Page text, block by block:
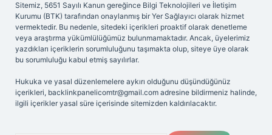
Sitemiz, 5651 Sayılı Kanun gereğince Bilgi Teknolojileri ve İletişim
Kurumu (BTK) tarafından onaylanmış bir Yer Sağlayıcı olarak hizmet
vermektedir. Bu nedenle, sitedeki içerikleri proaktif olarak denetleme
veya araştırma yükümlülüğümüz bulunmamaktadır. Ancak, üyelerimiz
yazdıkları içeriklerin sorumluluğunu taşımakta olup, siteye üye olarak
bu sorumluluğu kabul etmiş sayılırlar.
Hukuka ve yasal düzenlemelere aykırı olduğunu düşündüğünüz
içerikleri, backlinkpanelicomtr@gmail.com adresine bildirmeniz halinde,
ilgili içerikler yasal süre içerisinde sitemizden kaldırılacaktır.